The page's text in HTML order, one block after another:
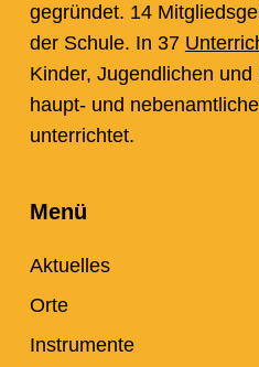
gegründet. 14
der Schule. In 37
Kinder, Jugendlichen
haupt- und
unterrichtet.
Menü
Aktuelles
Orte
Instrumente